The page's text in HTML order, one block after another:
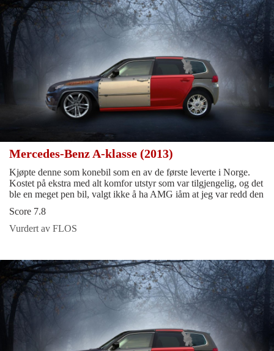
Mercedes-Benz A-klasse (2013)
Kjøpte denne som konebil som en av de første leverte i Norge.
Kostet på ekstra med alt komfor utstyr som var tilgjengelig, og det
ble en meget pen bil, valgt ikke å ha AMG iåm at jeg var redd den
Score 7.8
Vurdert av FLOS